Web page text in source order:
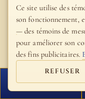
II
Jésus demande
chemin de
Voici quel est
FERMER
Ce site utilise des
son fonctionnement,
— des témoins de
pour améliorer son
des fins publicitaires.
REFUSER